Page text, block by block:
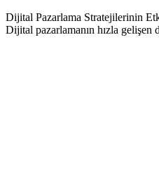
Dijital Pazarlama Stratejilerinin
Dijital pazarlamanın hızla